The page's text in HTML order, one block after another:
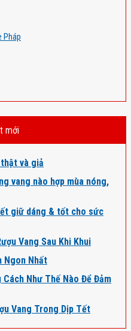
Pháp
mới
và giả
vang nào hợp mùa nóng,
giữ dáng & tốt cho sức
Vang Sau Khi Khui
Ngon Nhất
Như Thế Nào Để Đảm
Vang Trong Dịp Tết